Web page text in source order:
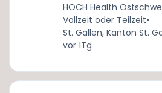
HOCH Health
Vollzeit oder Teilzeit•
St. Gallen, Kanton St.
vor 1Tg